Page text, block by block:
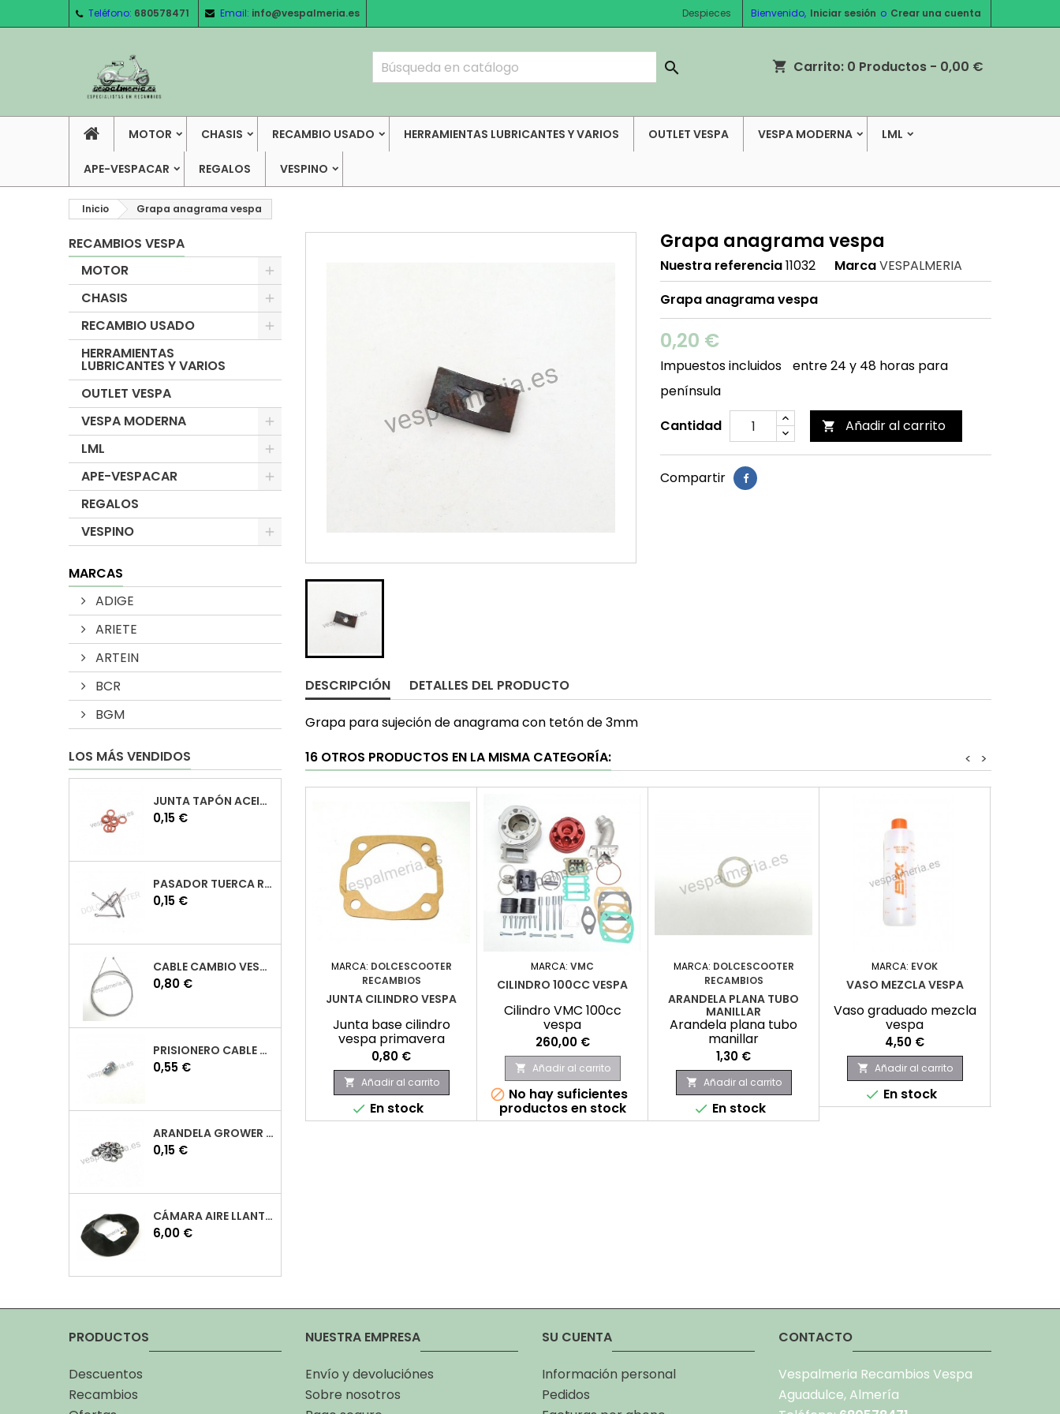
Teléfono: 680578471 Email: info@vespalmeria.es Bienvenido, Iniciar sesión o Crear una cuenta
Despieces
shopping_cart Carrito: 0 Productos - 0,00 €

MOTOR CHASIS RECAMBIO USADO HERRAMIENTAS LUBRICANTES Y VARIOS OUTLET VESPA VESPA MODERNA LML
APE-VESPACAR REGALOS VESPINO
Inicio Grapa anagrama vespa
RECAMBIOS VESPA
MOTOR
CHASIS
RECAMBIO USADO
HERRAMIENTAS
LUBRICANTES Y VARIOS
OUTLET VESPA
VESPA MODERNA
LML
APE-VESPACAR
REGALOS
VESPINO
MARCAS
ADIGE
ARIETE
ARTEIN
BCR
BGM
LOS MÁS VENDIDOS
JUNTA TAPÓN ACEITE VESPA
Precio
0,15 €
PASADOR TUERCA RUEDA VESPA
Precio
0,15 €
CABLE CAMBIO VESPA
Precio
0,80 €
PRISIONERO CABLE CAMBIO VESPA
Precio
0,55 €
ARANDELA GROWER M7 INOX VESPA
Precio
0,15 €
CÁMARA AIRE LLANTA 10 VESPA
Precio
6,00 €
Grapa anagrama vespa
Nuestra referencia11032 MarcaVESPALMERIA
Grapa anagrama vespa
0,20 €
Impuestos incluidos
entre 24 y 48 horas para
península
Cantidad
 Añadir al carrito
Compartir
DESCRIPCIÓN DETALLES DEL PRODUCTO
Grapa para sujeción de anagrama con tetón de 3mm
16 OTROS PRODUCTOS EN LA MISMA CATEGORÍA:
>
<
MARCA: DOLCESCOOTER
RECAMBIOS
JUNTA CILINDRO VESPA
Junta base cilindro
vespa primavera
Precio
0,80 €
 Añadir al carrito
 En stock
MARCA: VMC
CILINDRO 100CC VESPA
Cilindro VMC 100cc
vespa
Precio
260,00 €
 Añadir al carrito
 No hay suficientes
productos en stock
MARCA: DOLCESCOOTER
RECAMBIOS
ARANDELA PLANA TUBO
MANILLAR
Arandela plana tubo
manillar
Precio
1,30 €
 Añadir al carrito
 En stock
MARCA: EVOK
VASO MEZCLA VESPA
Vaso graduado mezcla
vespa
Precio
4,50 €
 Añadir al carrito
 En stock
PRODUCTOS
Descuentos
Recambios
NUESTRA EMPRESA
Envío y devoluciónes
Sobre nosotros
SU CUENTA
Información personal
Pedidos
CONTACTO
Vespalmeria Recambios Vespa
Aguadulce, Almería